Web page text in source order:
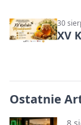
30
XV
Ostatnie